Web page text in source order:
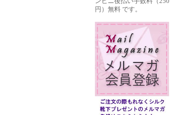
円）無料 です。